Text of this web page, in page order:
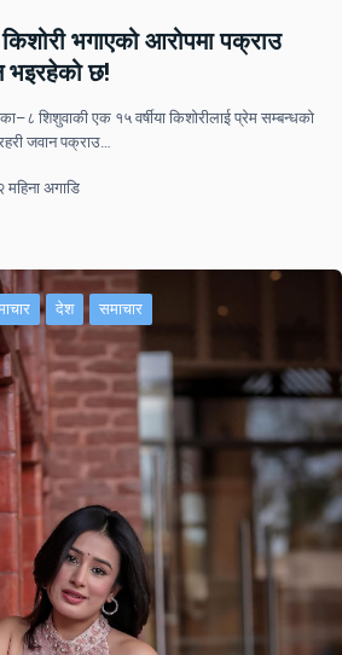
भगाएको आरोपमा पक्राउ
भइरहेको छ!
शिशुवाकी एक १५ वर्षीया किशोरीलाई प्रेम सम्बन्धको
जवान पक्राउ…
महिना अगाडि
देश समाचार